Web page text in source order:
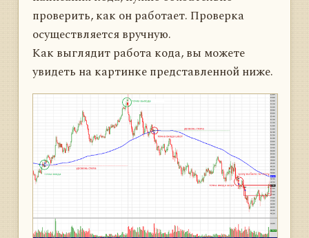
проверить, как он работает. Проверка
осуществляется вручную.
Как выглядит работа кода, вы можете
увидеть на картинке представленной ниже.